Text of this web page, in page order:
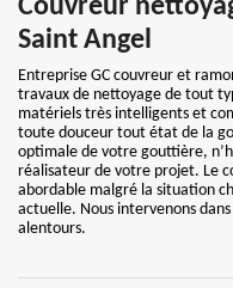
Couvreur
Saint Angel
Entreprise GC couvreur et
travaux de nettoyage de tout
matériels très intelligents et
toute douceur tout état de la
optimale de votre gouttière,
réalisateur de votre projet. Le
abordable malgré la situation
actuelle. Nous intervenons
alentours.